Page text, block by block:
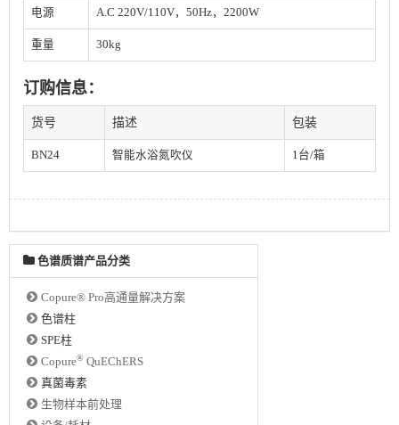
电源 A.C 220V/110V，50Hz，2200W
重量 30kg
订购信息：
货号 描述 包装
BN24 智能水浴氮吹仪 1台/箱
色谱质谱产品分类
Copure® Pro高通量解决方案
色谱柱
SPE柱
Copure® QuEChERS
真菌毒素
生物样本前处理